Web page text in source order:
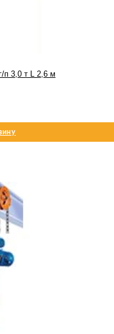
п 3,0 т L 2,6 м